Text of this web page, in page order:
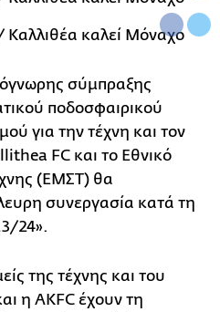
σύμπραξης
ποδοσφαιρικού
για την τέχνη και τον
FC και το Εθνικό
(ΕΜΣΤ) θα
συνεργασία κατά τη
24».
της τέχνης και του
η AKFC έχουν τη